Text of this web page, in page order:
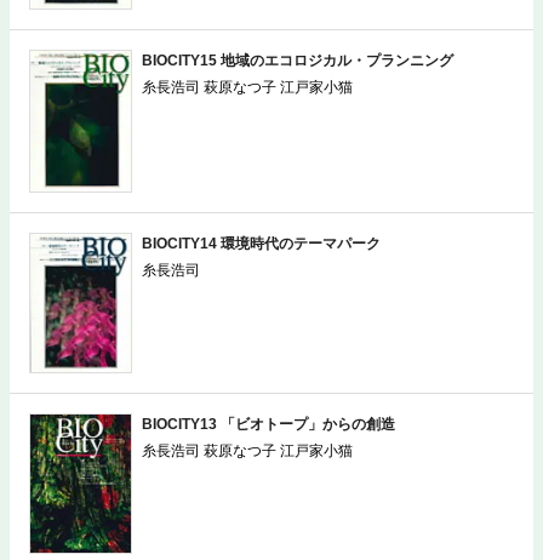
BIOCITY15 地域のエコロジカル・プランニング
糸長浩司 萩原なつ子 江戸家小猫
BIOCITY13 「ビオトープ」からの創造
糸長浩司 萩原なつ子 江戸家小猫